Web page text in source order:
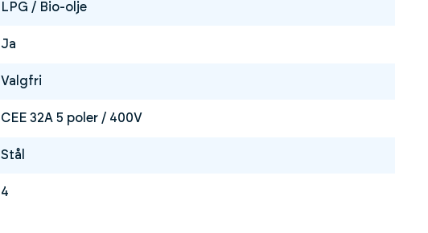
LPG / Bio-olje
Ja
Valgfri
CEE 32A 5 poler / 400V
Stål
4